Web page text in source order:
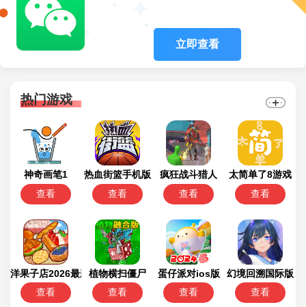
立即查看
热门游戏
神奇画笔1
查看
热血街篮手机版
查看
疯狂战斗猎人
查看
太简单了8游戏
查看
洋果子店2026最新版
查看
植物横扫僵尸
查看
蛋仔派对ios版
查看
幻境回溯国际版
查看